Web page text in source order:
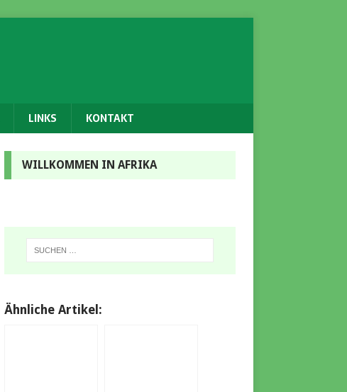
LINKS KONTAKT
WILLKOMMEN IN AFRIKA
Ähnliche Artikel: